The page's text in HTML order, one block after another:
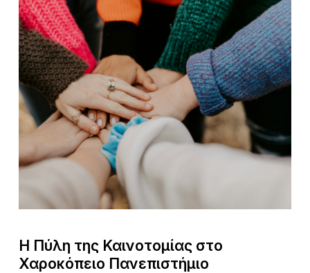
Η Πύλη της Καινοτομίας στο
Χαροκόπειο Πανεπιστήμιο